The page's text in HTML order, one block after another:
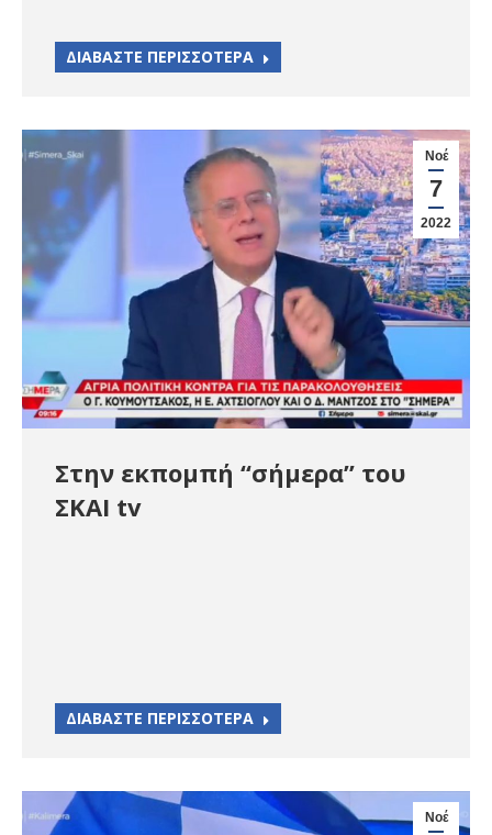
ΔΙΑΒΑΣΤΕ ΠΕΡΙΣΣΟΤΕΡΑ
Νοέ
7
2022
Στην εκπομπή “σήμερα” του
ΣΚΑΙ tv
ΔΙΑΒΑΣΤΕ ΠΕΡΙΣΣΟΤΕΡΑ
Νοέ